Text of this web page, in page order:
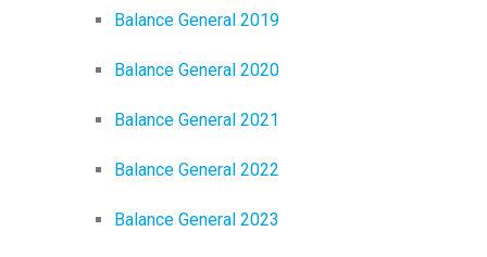
Balance General 2019
Balance General 2020
Balance General 2021
Balance General 2022
Balance General 2023